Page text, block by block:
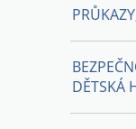
DĚTSKÁ